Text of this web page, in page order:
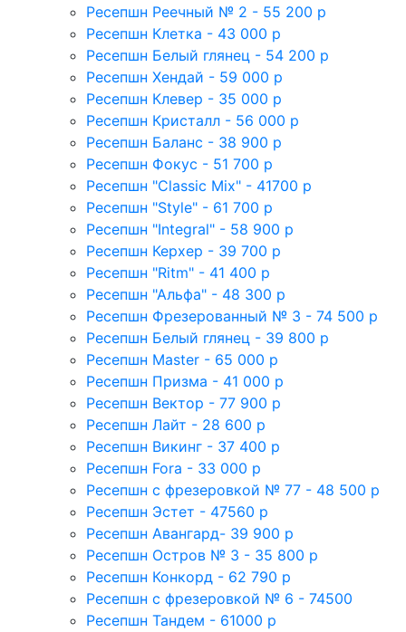
Ресепшн Реечный № 2 - 55 200 р
Ресепшн Клетка - 43 000 р
Ресепшн Белый глянец - 54 200 р
Ресепшн Хендай - 59 000 р
Ресепшн Клевер - 35 000 р
Ресепшн Кристалл - 56 000 р
Ресепшн Баланс - 38 900 р
Ресепшн Фокус - 51 700 р
Ресепшн "Classic Mix" - 41700 р
Ресепшн "Style" - 61 700 р
Ресепшн "Integral" - 58 900 р
Ресепшн Керхер - 39 700 р
Ресепшн "Ritm" - 41 400 р
Ресепшн "Альфа" - 48 300 р
Ресепшн Фрезерованный № 3 - 74 500 р
Ресепшн Белый глянец - 39 800 р
Ресепшн Master - 65 000 р
Ресепшн Призма - 41 000 р
Ресепшн Вектор - 77 900 р
Ресепшн Лайт - 28 600 р
Ресепшн Викинг - 37 400 р
Ресепшн Fora - 33 000 р
Ресепшн с фрезеровкой № 77 - 48 500 р
Ресепшн Эстет - 47560 р
Ресепшн Авангард- 39 900 р
Ресепшн Остров № 3 - 35 800 р
Ресепшн Конкорд - 62 790 р
Ресепшн с фрезеровкой № 6 - 74500
Ресепшн Тандем - 61000 р